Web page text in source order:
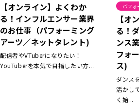
【オンライン】よくわか
る！インフルエンサー業界
のお仕事（パフォーミング
アーツ／ネットタレント)
配信者やVTuberになりたい！
YouTuberを本気で目指したい方...
パフォ
【オ
る！
ンス
フォ
ス)
ダンス
活かし
く始...